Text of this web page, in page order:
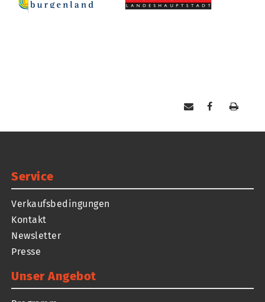
Service
Verkaufsbedingungen
Kontakt
Newsletter
Presse
Unser Angebot